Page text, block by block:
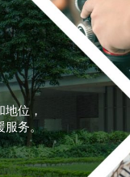
位，
服务。